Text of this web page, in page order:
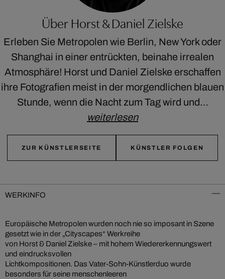
Über Horst & Daniel Zielske
Erleben Sie Metropolen wie Berlin, New York oder
Shanghai in einer entrückten, beinahe irrealen
Atmosphäre! Horst und Daniel Zielske erschaffen
ihre Fotografien meist in der morgendlichen blauen
Stunde, wenn die Nacht zum Tag wird und…
weiterlesen
ZUR KÜNSTLERSEITE KÜNSTLER FOLGEN
WERKINFO
Europäische Metropolen wurden noch nie so imposant in Szene
gesetzt wie in der „Cityscapes“ Werkreihe
von Horst & Daniel Zielske – mit hohem Wiedererkennungswert
und eindrucksvollen
Lichtkompositionen. Das Vater-Sohn-Künstlerduo wurde
besonders für seine menschenleeren